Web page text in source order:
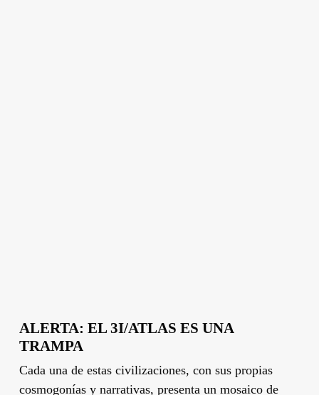
ALERTA: EL 3I/ATLAS ES UNA
TRAMPA
Cada una de estas civilizaciones, con sus propias
cosmogonías y narrativas, presenta un mosaico de